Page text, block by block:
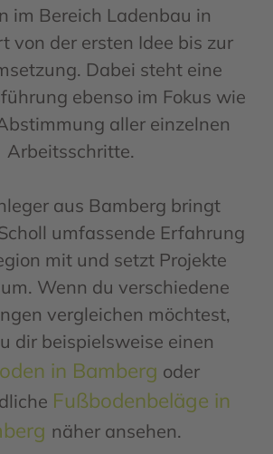
im Bereich Ladenbau in
von der ersten Idee bis zur
Dabei steht eine
ebenso im Fokus wie
aller einzelnen
Arbeitsschritte.
aus Bamberg bringt
umfassende Erfahrung
mit und setzt Projekte
Wenn du verschiedene
vergleichen möchtest,
dir beispielsweise einen
in Bamberg oder
Fußbodenbeläge in
näher ansehen.